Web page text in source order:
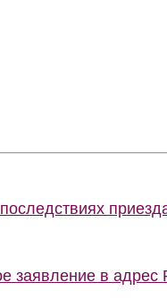
заявление в адрес